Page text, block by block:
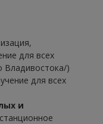
для всех
Владивостока/)
для всех
и